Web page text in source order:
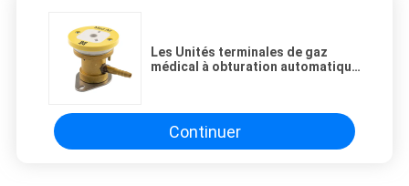
Les Unités terminales de gaz
médical à obturation automatique
Continuer